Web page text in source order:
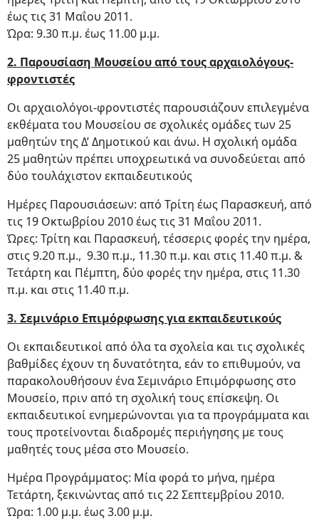
έως τις 31 Μαΐου 2011.
Ώρα: 9.30 π.μ. έως 11.00 μ.μ.
2. Παρουσίαση Μουσείου από τους αρχαιολόγους-
φροντιστές
Οι αρχαιολόγοι-φροντιστές παρουσιάζουν επιλεγμένα
εκθέματα του Μουσείου σε σχολικές ομάδες των 25
μαθητών της Δ’ Δημοτικού και άνω. Η σχολική ομάδα
25 μαθητών πρέπει υποχρεωτικά να συνοδεύεται από
δύο τουλάχιστον εκπαιδευτικούς
Ημέρες Παρουσιάσεων: από Τρίτη έως Παρασκευή, από
τις 19 Οκτωβρίου 2010 έως τις 31 Μαΐου 2011.
Ώρες: Τρίτη και Παρασκευή, τέσσερις φορές την ημέρα,
στις 9.20 π.μ., 9.30 π.μ., 11.30 π.μ. και στις 11.40 π.μ. &
Τετάρτη και Πέμπτη, δύο φορές την ημέρα, στις 11.30
π.μ. και στις 11.40 π.μ.
3. Σεμινάριο Επιμόρφωσης για εκπαιδευτικούς
Οι εκπαιδευτικοί από όλα τα σχολεία και τις σχολικές
βαθμίδες έχουν τη δυνατότητα, εάν το επιθυμούν, να
παρακολουθήσουν ένα Σεμινάριο Επιμόρφωσης στο
Μουσείο, πριν από τη σχολική τους επίσκεψη. Οι
εκπαιδευτικοί ενημερώνονται για τα προγράμματα και
τους προτείνονται διαδρομές περιήγησης με τους
μαθητές τους μέσα στο Μουσείο.
Ημέρα Προγράμματος: Μία φορά το μήνα, ημέρα
Τετάρτη, ξεκινώντας από τις 22 Σεπτεμβρίου 2010.
Ώρα: 1.00 μ.μ. έως 3.00 μ.μ.